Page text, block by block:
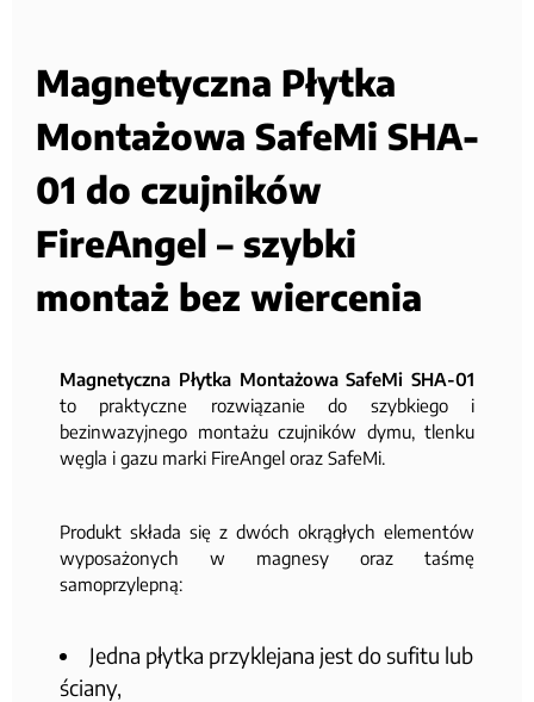
Magnetyczna Płytka
Montażowa SafeMi SHA-
01 do czujników
FireAngel – szybki
montaż bez wiercenia
Magnetyczna Płytka Montażowa SafeMi SHA-01
to praktyczne rozwiązanie do szybkiego i
bezinwazyjnego montażu czujników dymu, tlenku
węgla i gazu marki FireAngel oraz SafeMi.
Produkt składa się z dwóch okrągłych elementów
wyposażonych w magnesy oraz taśmę
samoprzylepną:
Jedna płytka przyklejana jest do sufitu lub
ściany,